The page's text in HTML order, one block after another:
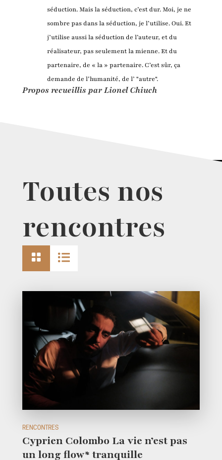
séduction. Mais la séduction, c’est dur. Moi, je ne
sombre pas dans la séduction, je l’utilise. Oui. Et
j’utilise aussi la séduction de l’auteur, et du
réalisateur, pas seulement la mienne. Et du
partenaire, de « la » partenaire. C’est sûr, ça
demande de l’humanité, de l’ "autre".
Propos recueillis par Lionel Chiuch
Toutes nos
rencontres
 
RENCONTRES
Cyprien Colombo La vie n’est pas
un long flow* tranquille